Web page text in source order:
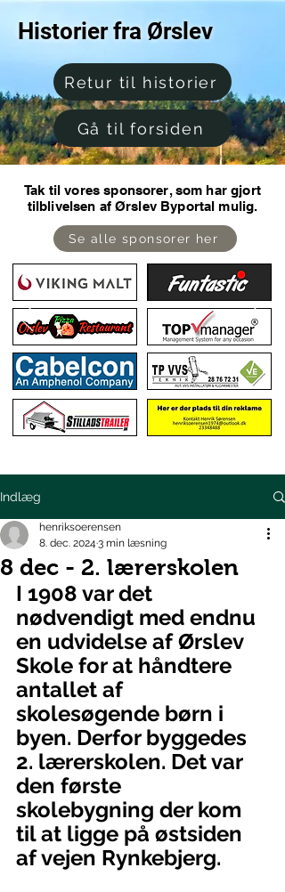
Historier fra Ørslev
Retur til historier
Gå til forsiden
Tak til vores sponsorer, som har gjort
tilblivelsen af Ørslev Byportal mulig.
Se alle sponsorer her
Indlæg
8 dec - 2. lærerskolen
henriksoerensen
8. dec. 2024 3 min læsning
I 1908 var det
nødvendigt med endnu
en udvidelse af Ørslev
Skole for at håndtere
antallet af
skolesøgende børn i
byen. Derfor byggedes
2. lærerskolen. Det var
den første
skolebygning der kom
til at ligge på østsiden
af vejen Rynkebjerg.